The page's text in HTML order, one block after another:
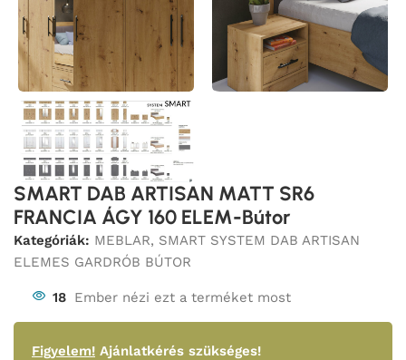
SMART DAB ARTISAN MATT SR6
FRANCIA ÁGY 160 ELEM-Bútor
Kategóriák: MEBLAR, SMART SYSTEM DAB ARTISAN
ELEMES GARDRÓB BÚTOR
18 Ember nézi ezt a terméket most
Figyelem! Ajánlatkérés szükséges!